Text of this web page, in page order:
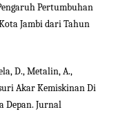
Pertumbuhan
Jambi dari Tahun
D., Metalin, A.,
Akar Kemiskinan Di
Depan. Jurnal